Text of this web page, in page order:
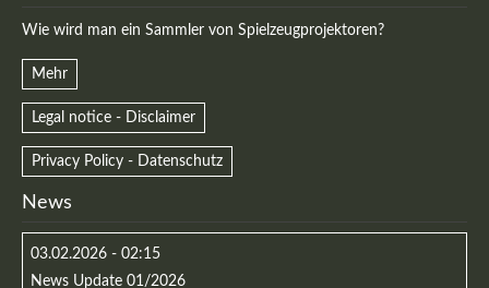
Wie wird man ein Sammler von Spielzeugprojektoren?
Mehr
Legal notice - Disclaimer
Privacy Policy - Datenschutz
News
03.02.2026 - 02:15
News Update 01/2026